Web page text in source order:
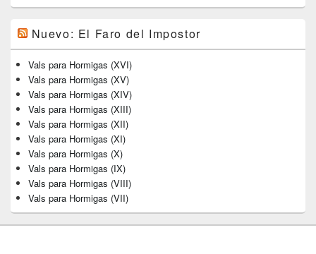
Nuevo: El Faro del Impostor
Vals para Hormigas (XVI)
Vals para Hormigas (XV)
Vals para Hormigas (XIV)
Vals para Hormigas (XIII)
Vals para Hormigas (XII)
Vals para Hormigas (XI)
Vals para Hormigas (X)
Vals para Hormigas (IX)
Vals para Hormigas (VIII)
Vals para Hormigas (VII)